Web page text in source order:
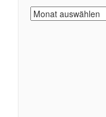
Archiv